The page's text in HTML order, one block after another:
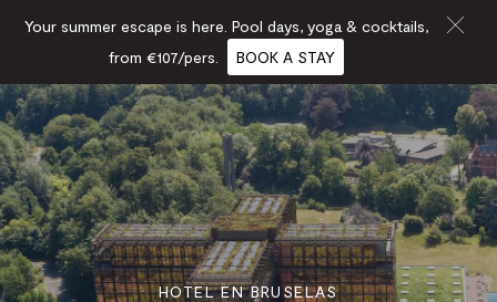
HOTEL EN BRUSELAS
Your summer escape is here. Pool days, yoga & cocktails,
from €107/pers.
BOOK A STAY